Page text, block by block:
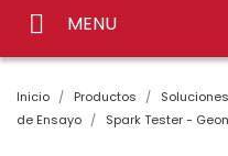
MENU
Inicio Productos
de Ensayo
Spark Tester -